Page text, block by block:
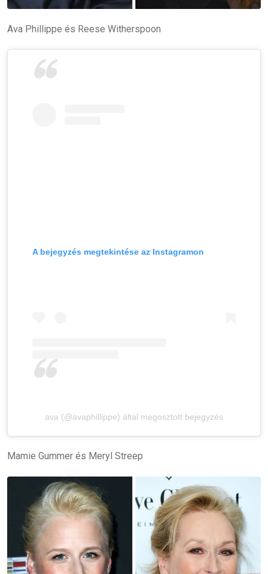
Ava Phillippe és Reese Witherspoon
A bejegyzés megtekintése az Instagramon
ava (@avaphillippe) által megosztott bejegyzés
Mamie Gummer és Meryl Streep